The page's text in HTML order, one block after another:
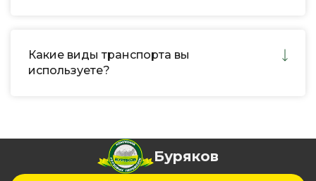
Какие виды транспорта вы
используете?
Буряков